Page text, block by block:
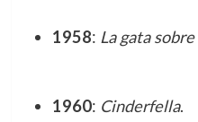
1958: La gata
1960: Cinderfella.